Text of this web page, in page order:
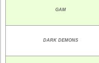
GAM
DARK DEMONS